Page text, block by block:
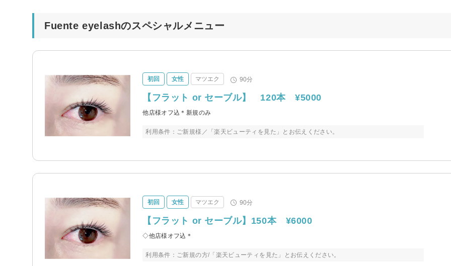
Fuente eyelashのスペシャルメニュー
初回 女性 マツエク 90分
【フラット or セーブル】 120本 ¥5000
他店様オフ込＊新規のみ
利用条件：ご新規様／「楽天ビューティを見た」とお伝えください。
初回 女性 マツエク 90分
【フラット or セーブル】150本 ¥6000
◇他店様オフ込＊
利用条件：ご新規の方/「楽天ビューティを見た」とお伝えください。